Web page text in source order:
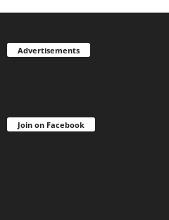
Advertisements
Join on Facebook